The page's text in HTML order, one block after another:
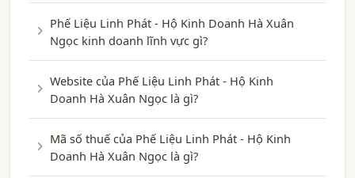
Phế Liệu Linh Phát - Hộ Kinh Doanh Hà Xuân
Ngọc kinh doanh lĩnh vực gì?
Website của Phế Liệu Linh Phát - Hộ Kinh
Doanh Hà Xuân Ngọc là gì?
Mã số thuế của Phế Liệu Linh Phát - Hộ Kinh
Doanh Hà Xuân Ngọc là gì?